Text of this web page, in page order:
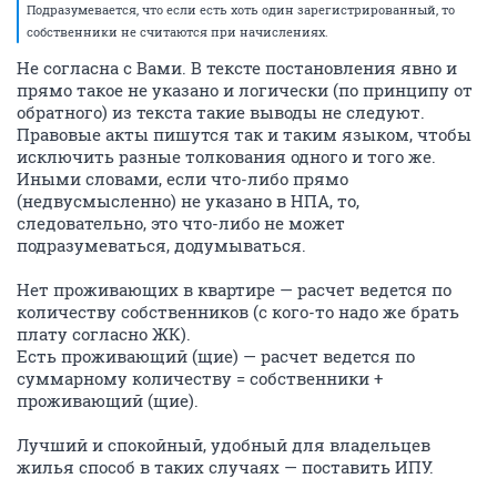
Подразумевается, что если есть хоть один зарегистрированный, то
собственники не считаются при начислениях.
Не согласна с Вами. В тексте постановления явно и
прямо такое не указано и логически (по принципу от
обратного) из текста такие выводы не следуют.
Правовые акты пишутся так и таким языком, чтобы
исключить разные толкования одного и того же.
Иными словами, если что-либо прямо
(недвусмысленно) не указано в НПА, то,
следовательно, это что-либо не может
подразумеваться, додумываться.
Нет проживающих в квартире — расчет ведется по
количеству собственников (с кого-то надо же брать
плату согласно ЖК).
Есть проживающий (щие) — расчет ведется по
суммарному количеству = собственники +
проживающий (щие).
Лучший и спокойный, удобный для владельцев
жилья способ в таких случаях — поставить ИПУ.